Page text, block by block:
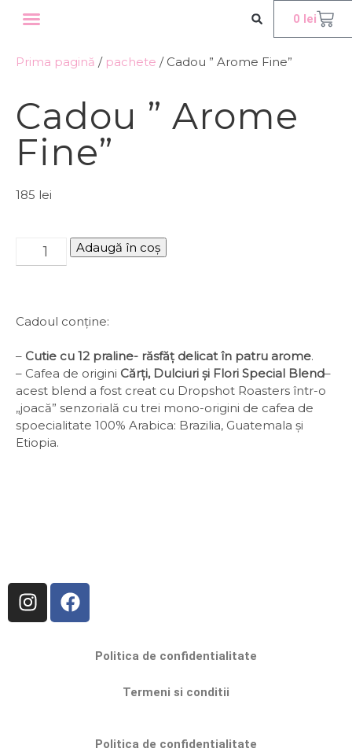
0 lei
Prima pagină / pachete / Cadou ” Arome Fine”
Cadou ” Arome
Fine”
185 lei
Adaugă în coș
Cadoul conține:
– Cutie cu 12 praline- răsfăț delicat în patru arome.
– Cafea de origini Cărți, Dulciuri și Flori Special Blend–
acest blend a fost creat cu Dropshot Roasters într-o
„joacă” senzorială cu trei mono-origini de cafea de
spoecialitate 100% Arabica: Brazilia, Guatemala și
Etiopia.
Politica de confidentialitate
Termeni si conditii
Politica de confidentialitate